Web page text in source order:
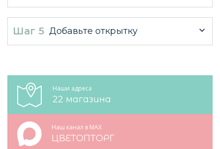
Шаг 5 Добавьте открытку
Наши адреса
22 магазина
Наш канал в MAX
ЦВЕТОПТОРГ